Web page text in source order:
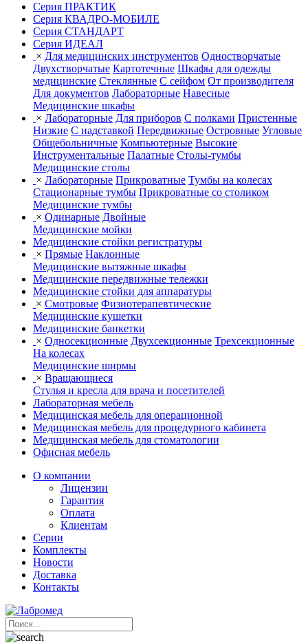
Серия ПРАКТИК
Серия КВАДРО-МОБИЛЕ
Серия СТАНДАРТ
Серия ИДЕАЛ
× Для медицинских инструментов Одностворчатые
Двухстворчатые Картотечные Шкафы для одежды
медицинские Стеклянные С сейфом От производителя
Для документов Лабораторные Навесные
Медицинские шкафы
× Лабораторные Для приборов С полками Пристенные
Низкие С надставкой Передвижные Островные Угловые
Общебольничные Компьютерные Высокие
Инструментальные Палатные Столы-тумбы
Медицинские столы
× Лабораторные Прикроватные Тумбы на колесах
Стационарные тумбы Прикроватные со столиком
Медицинские тумбы
× Одинарные Двойные
Медицинские мойки
Медицинские стойки регистратуры
× Прямые Наклонные
Медицинские вытяжные шкафы
Медицинские передвижные тележки
Медицинские стойки для аппаратуры
× Смотровые Физиотерапевтические
Медицинские кушетки
Медицинские банкетки
× Односекционные Двухсекционные Трехсекционные
На колесах
Медицинские ширмы
× Вращающиеся
Стулья и кресла для врача и посетителей
Лабораторная мебель
Медицинская мебель для операционной
Медицинская мебель для процедурного кабинета
Медицинская мебель для стоматологии
Офисная мебель
О компании
Лицензии
Гарантия
Оплата
Клиентам
Серии
Комплекты
Новости
Доставка
Контакты